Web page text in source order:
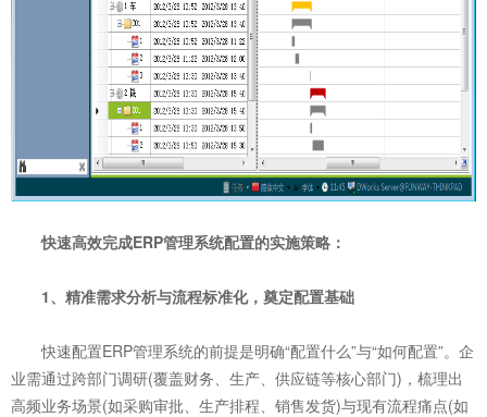
快速高效完成ERP管理系统配置的实施策略：
1、精准需求分析与流程标准化，奠定配置基础
快速配置ERP管理系统的前提是明确“配置什么”与“如何配置”。企
业需通过跨部门调研(覆盖财务、生产、供应链等核心部门)，梳理出
高频业务场景(如采购审批、生产排程、销售发货)与现有流程痛点(如